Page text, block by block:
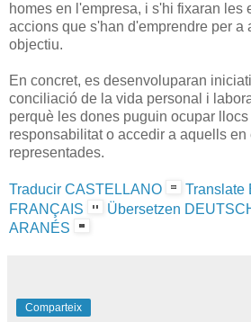
homes en l'empresa, i s'hi fixaran les
accions que s'han d'emprendre per a
objectiu.
En concret, es desenvoluparan
conciliació de la vida personal i
perquè les dones puguin ocupar
responsabilitat o accedir a aquells
representades.
Traducir CASTELLANO Translate
FRANÇAIS
Übersetzen
ARANÉS
Comparteix